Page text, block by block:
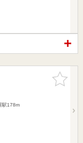
お気に入
りに追加
駅178m